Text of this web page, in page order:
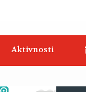
Aktivnosti